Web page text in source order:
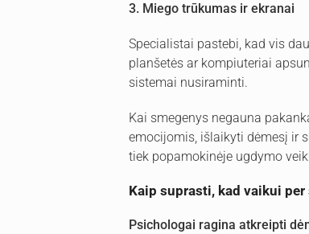
3. Miego trūkumas ir ekranai
Specialistai pastebi, kad vis
planšetės ar kompiuteriai
sistemai nusiraminti.
Kai smegenys negauna
emocijomis, išlaikyti dėmesį ir
tiek popamokinėje ugdymo
Kaip suprasti, kad vaikui per
Psichologai ragina atkreipti